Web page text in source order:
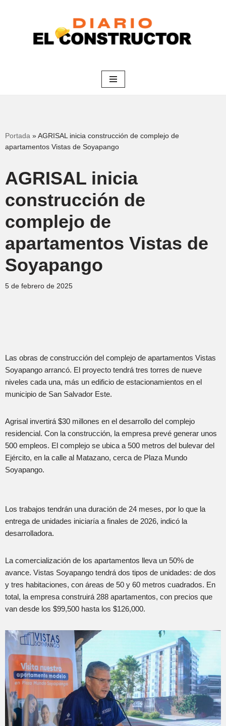
Portada »AGRISAL inicia construcción de complejo de
apartamentos Vistas de Soyapango
AGRISAL inicia
construcción de
complejo de
apartamentos Vistas de
Soyapango
5 de febrero de 2025
Las obras de construcción del complejo de apartamentos Vistas
Soyapango arrancó. El proyecto tendrá tres torres de nueve
niveles cada una, más un edificio de estacionamientos en el
municipio de San Salvador Este.
Agrisal invertirá $30 millones en el desarrollo del complejo
residencial. Con la construcción, la empresa prevé generar unos
500 empleos. El complejo se ubica a 500 metros del bulevar del
Ejército, en la calle al Matazano, cerca de Plaza Mundo
Soyapango.
Los trabajos tendrán una duración de 24 meses, por lo que la
entrega de unidades iniciaría a finales de 2026, indicó la
desarrolladora.
La comercialización de los apartamentos lleva un 50% de
avance. Vistas Soyapango tendrá dos tipos de unidades: de dos
y tres habitaciones, con áreas de 50 y 60 metros cuadrados. En
total, la empresa construirá 288 apartamentos, con precios que
van desde los $99,500 hasta los $126,000.